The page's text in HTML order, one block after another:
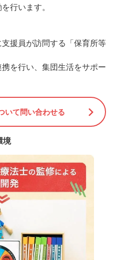
行います。
援員が訪問する「保育所等
を行い、集団生活をサポー
いて問い合わせる
境